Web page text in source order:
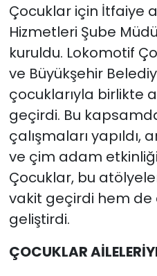
Çocuklar için İtfaiye
Hizmetleri Şube
kuruldu. Lokomotif
ve Büyükşehir
çocuklarıyla birlikte
geçirdi. Bu
çalışmaları yapıldı,
ve çim adam
Çocuklar, bu
vakit geçirdi hem de
geliştirdi.
ÇOCUKLAR